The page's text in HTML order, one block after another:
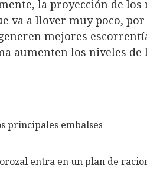
la proyección de
va a llover muy poco,
mejores
aumenten los niveles de
principales embalses
entra en un plan de